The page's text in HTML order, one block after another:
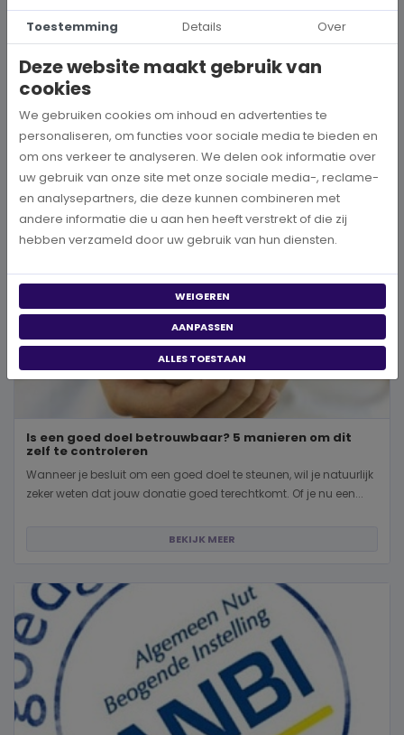
Hoe kies je een goed doel dat écht bij je past?
Wanneer je besluit om een steentje bij te dragen aan een betere
wereld, neem je een prachtig besluit. Jouw donatie kan het ve...
BEKIJK MEER
Is een goed doel betrouwbaar? 5 manieren om dit
zelf te controleren
Wanneer je besluit om een goed doel te steunen, wil je natuurlijk
zeker weten dat jouw donatie goed terechtkomt. Of je nu een...
BEKIJK MEER
Toestemming Details Over
Deze website maakt gebruik van
cookies
We gebruiken cookies om inhoud en advertenties te
personaliseren, om functies voor sociale media te bieden en
om ons verkeer te analyseren. We delen ook informatie over
uw gebruik van onze site met onze sociale media-, reclame-
en analysepartners, die deze kunnen combineren met
andere informatie die u aan hen heeft verstrekt of die zij
hebben verzameld door uw gebruik van hun diensten.
WEIGEREN
AANPASSEN
ALLES TOESTAAN